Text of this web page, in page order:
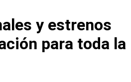
y estrenos
para toda la